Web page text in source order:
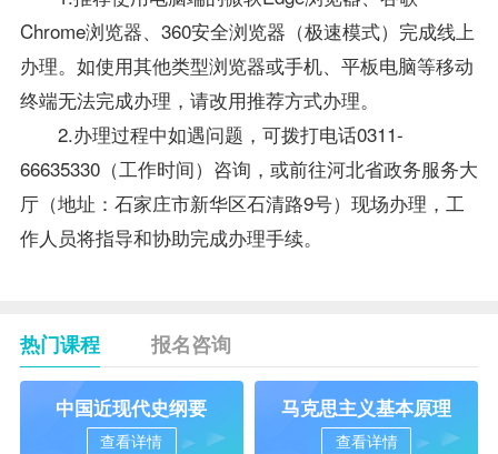
Chrome浏览器、360安全浏览器（极速模式）完成线上
办理。如使用其他类型浏览器或手机、平板电脑等移动
终端无法完成办理，请改用推荐方式办理。
2.办理过程中如遇问题，可拨打电话0311-
66635330（工作时间）咨询，或前往河北省政务服务大
厅（地址：石家庄市新华区石清路9号）现场办理，工
作人员将指导和协助完成办理手续。
热门课程 报名咨询
中国近现代史纲要
查看详情
马克思主义基本原理
查看详情